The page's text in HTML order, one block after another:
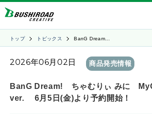
トップ トピックス BanG Dream…
2026年06月02日 商品発売情報
BanG Dream! ちゃむりぃ みに
ver. 6月5日(金)より予約開始！